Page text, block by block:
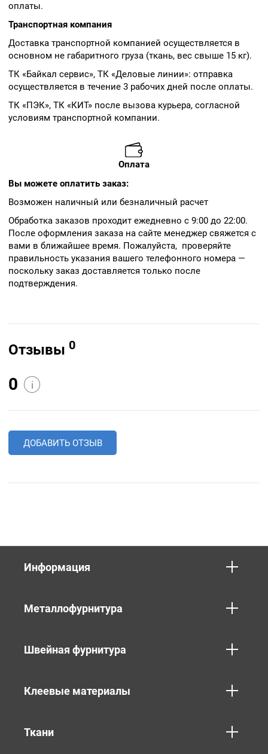
оплаты.
Транспортная компания
Доставка транспортной компанией осуществляется в
основном не габаритного груза (ткань, вес свыше 15 кг).
ТК «Байкал сервис», ТК «Деловые линии»: отправка
осуществляется в течение 3 рабочих дней после оплаты.
ТК «ПЭК», ТК «КИТ» после вызова курьера, согласной
условиям транспортной компании.
Оплата
Вы можете оплатить заказ:
Возможен наличный или безналичный расчет
Обработка заказов проходит ежедневно с 9:00 до 22:00.
После оформления заказа на сайте менеджер свяжется с
вами в ближайшее время. Пожалуйста, проверяйте
правильность указания вашего телефонного номера —
поскольку заказ доставляется только после
подтверждения.
Отзывы 0
0 i
ДОБАВИТЬ ОТЗЫВ
Информация
Металлофурнитура
Швейная фурнитура
Клеевые материалы
Ткани